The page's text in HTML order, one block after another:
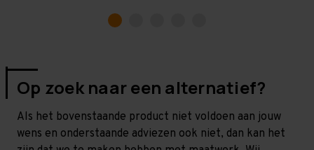
Op zoek naar een alternatief?
Als het bovenstaande product niet voldoen aan jouw
wens en onderstaande adviezen ook niet, dan kan het